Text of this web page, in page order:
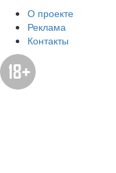
О проекте
Реклама
Контакты